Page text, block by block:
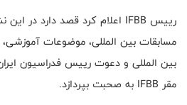
رییس IFBB اعلام کرد قصد دارد در
مسابقات بین المللی، موضوعات آموزشی،
بین المللی و دعوت رییس فدراسیون
مقر IFBB به صحبت بپردازد.